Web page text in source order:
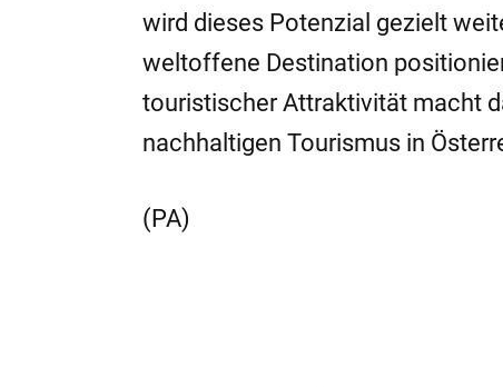
wird dieses Potenzial gezielt
weltoffene Destination
touristischer Attraktivität macht
nachhaltigen Tourismus in
(PA)